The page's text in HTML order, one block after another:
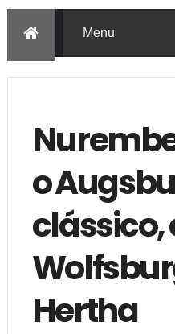
o
clássico,
Hertha